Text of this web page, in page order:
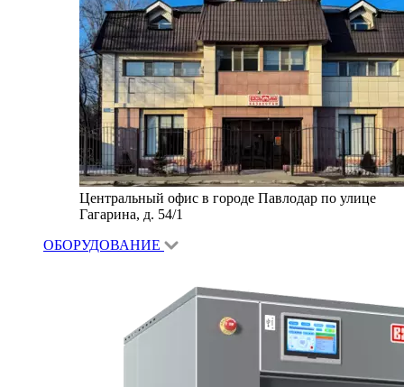
Центральный офис в городе Павлодар по улице
Гагарина, д. 54/1
ОБОРУДОВАНИЕ